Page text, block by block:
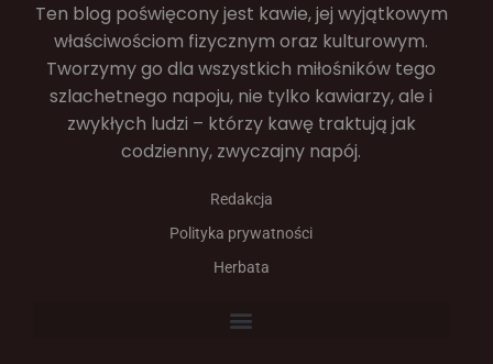
Ten blog poświęcony jest kawie, jej wyjątkowym
właściwościom fizycznym oraz kulturowym.
Tworzymy go dla wszystkich miłośników tego
szlachetnego napoju, nie tylko kawiarzy, ale i
zwykłych ludzi – którzy kawę traktują jak
codzienny, zwyczajny napój.
Redakcja
Polityka prywatności
Herbata